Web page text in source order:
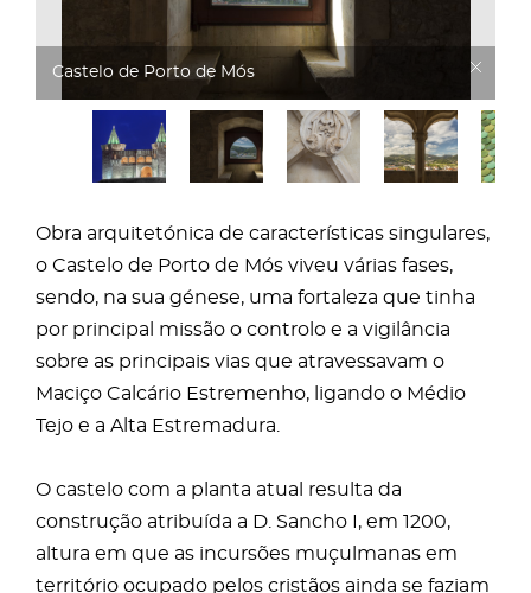
Castelo de Porto de Mós
Obra arquitetónica de características singulares,
o Castelo de Porto de Mós viveu várias fases,
sendo, na sua génese, uma fortaleza que tinha
por principal missão o controlo e a vigilância
sobre as principais vias que atravessavam o
Maciço Calcário Estremenho, ligando o Médio
Tejo e a Alta Estremadura.
O castelo com a planta atual resulta da
construção atribuída a D. Sancho I, em 1200,
altura em que as incursões muçulmanas em
território ocupado pelos cristãos ainda se faziam